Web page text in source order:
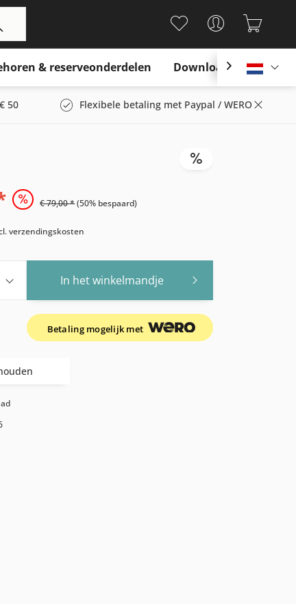
& reserveonderdelen Download
50 Flexibele betaling met Paypal / WERO
€ 79,00 *(50% bespaard)
verzendingskosten
In het winkelmandje
Betaling mogelijk met